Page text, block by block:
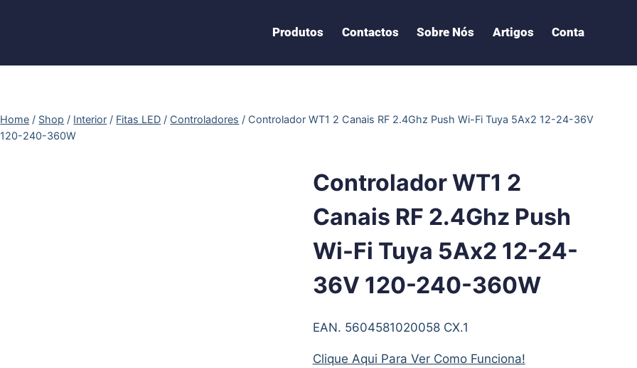
Produtos Contactos Sobre Nós Artigos Conta
Home / Shop / Interior / Fitas LED / Controladores / Controlador WT1 2 Canais RF 2.4Ghz Push Wi-Fi Tuya 5Ax2 12-24-36V
120-240-360W
Controlador WT1 2
Canais RF 2.4Ghz Push
Wi-Fi Tuya 5Ax2 12-24-
36V 120-240-360W
EAN. 5604581020058 CX.1
Clique Aqui Para Ver Como Funciona!